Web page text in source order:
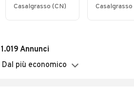
RS
Casalgrasso (CN) Casalgrasso
1.019 Annunci
Dal più economico